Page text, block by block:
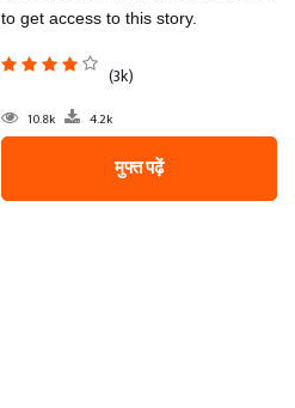
to get access to this story.
(3k)
10.8k 4.2k
मुफ्त पढ़ें